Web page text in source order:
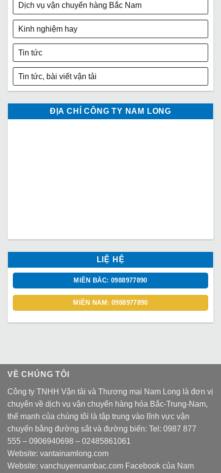
Dịch vụ vận chuyển hàng Bắc Nam
Kinh nghiệm hay
Tin tức
Tin tức, bài viết vận tải
ĐỊA CHỈ CÔNG TY NAM LONG
LIỆ HỆ
MIỀN BẮC: 0988977890
MIỀN NAM: 0988977890
VỀ CHÚNG TÔI
Công ty TNHH Vận tải và Thương mại Nam Long là đơn vị
chuyên về dịch vụ vận chuyển hàng hóa Bắc-Trung-Nam,
thế mạnh của chúng tôi là tập trung vào lĩnh vực vận
chuyển bằng đường sắt và đường biển: Tel: 0987 877
555 – 0906940698 – 02485861061
Website: vantainamlong.com
Website: vanchuyennambac.com Facebook của Nam